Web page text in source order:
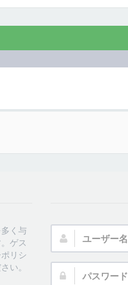
く与
ゲス
リシ
い。
ザ
ー
名: